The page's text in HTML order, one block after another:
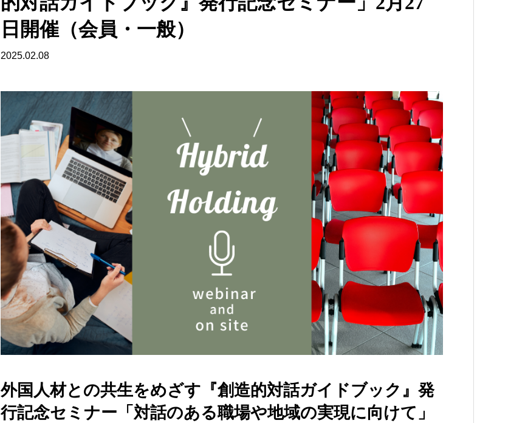
日開催（会員・一般）
2025.02.08
外国人材との共生をめざす『創造的対話ガイドブック』発
行記念セミナー「対話のある職場や地域の実現に向けて」